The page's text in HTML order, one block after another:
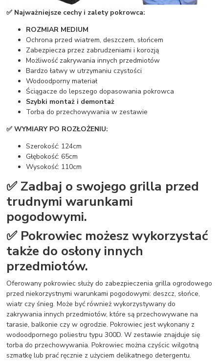
✅ Najważniejsze cechy i zalety pokrowca:
ROZMIAR MEDIUM
Ochrona przed wiatrem, deszczem, słońcem
Zabezpiecza przez zabrudzeniami i korozją
Możliwość zakrywania innych przedmiotów
Bardzo łatwy w utrzymaniu czystości
Wodoodporny materiał
Ściągacze do lepszego dopasowania pokrowca
Szybki montaż i demontaż
Torba do przechowywania w zestawie
✅ WYMIARY PO ROZŁOŻENIU:
Szerokość: 124cm
Głębokość: 65cm
Wysokość: 110cm
✅ Zadbaj o swojego grilla przed
trudnymi warunkami
pogodowymi.
✅ Pokrowiec możesz wykorzystać
także do osłony innych
przedmiotów.
Oferowany pokrowiec służy do zabezpieczenia grilla ogrodowego
przed niekorzystnymi warunkami pogodowymi: deszcz, słońce,
wiatr czy śnieg. Może być również wykorzystywany do
zakrywania innych przedmiotów, które są przechowywane na
tarasie, balkonie czy w ogrodzie. Pokrowiec jest wykonany z
wodoodpornego poliestru typu 300D. W zestawie znajduje się
torba do przechowywania. Pokrowiec można czyścic wilgotną
szmatkę lub prać ręcznie z użyciem delikatnego detergentu.